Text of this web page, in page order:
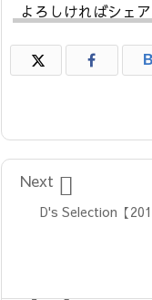
よろしければシェ
D's Selection【

Next